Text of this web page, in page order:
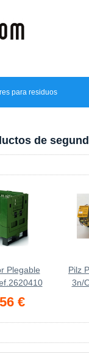
para residuos
de
Plegable
€
Pilz
3n/